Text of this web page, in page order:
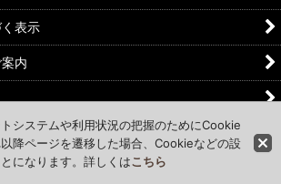
表示
内
システムや利用状況の把握のためにCookie
降ページを遷移した場合、Cookieなどの設
になります。詳しくはこちら